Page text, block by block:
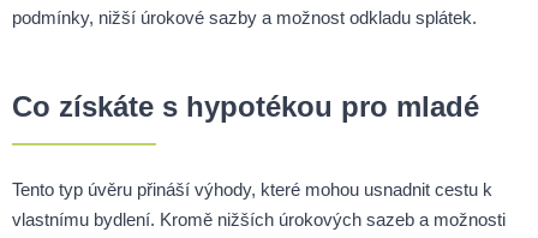
podmínky, nižší úrokové sazby a možnost odkladu splátek.
Co získáte s hypotékou pro mladé
Tento typ úvěru přináší výhody, které mohou usnadnit cestu k
vlastnímu bydlení. Kromě nižších úrokových sazeb a možnosti